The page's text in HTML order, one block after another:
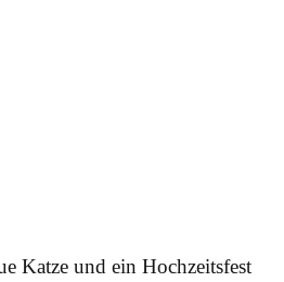
Katze und ein Hochzeitsfest